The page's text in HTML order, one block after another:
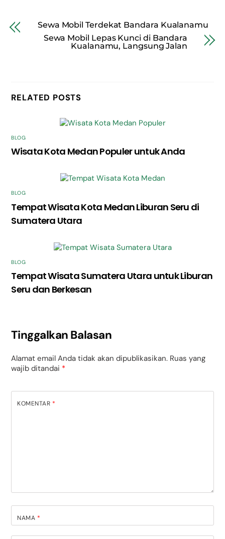
Sewa Mobil Terdekat Bandara Kualanamu
Sewa Mobil Lepas Kunci di Bandara
Kualanamu, Langsung Jalan
RELATED POSTS
BLOG
Wisata Kota Medan Populer untuk Anda
BLOG
Tempat Wisata Kota Medan Liburan Seru di
Sumatera Utara
BLOG
Tempat Wisata Sumatera Utara untuk Liburan
Seru dan Berkesan
Tinggalkan Balasan
Alamat email Anda tidak akan dipublikasikan. Ruas yang
wajib ditandai *
KOMENTAR *
NAMA *